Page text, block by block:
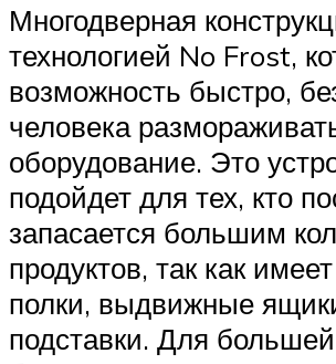
Многодверная
технологией No Frost,
возможность быстро,
человека
оборудование. Это
подойдет для тех, кто
запасается большим
продуктов, так как
полки, выдвижные
подставки. Для большей